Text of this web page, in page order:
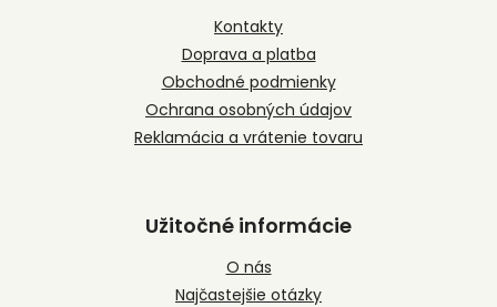
Kontakty
Doprava a platba
Obchodné podmienky
Ochrana osobných údajov
Reklamácia a vrátenie tovaru
Užitočné informácie
O nás
Najčastejšie otázky